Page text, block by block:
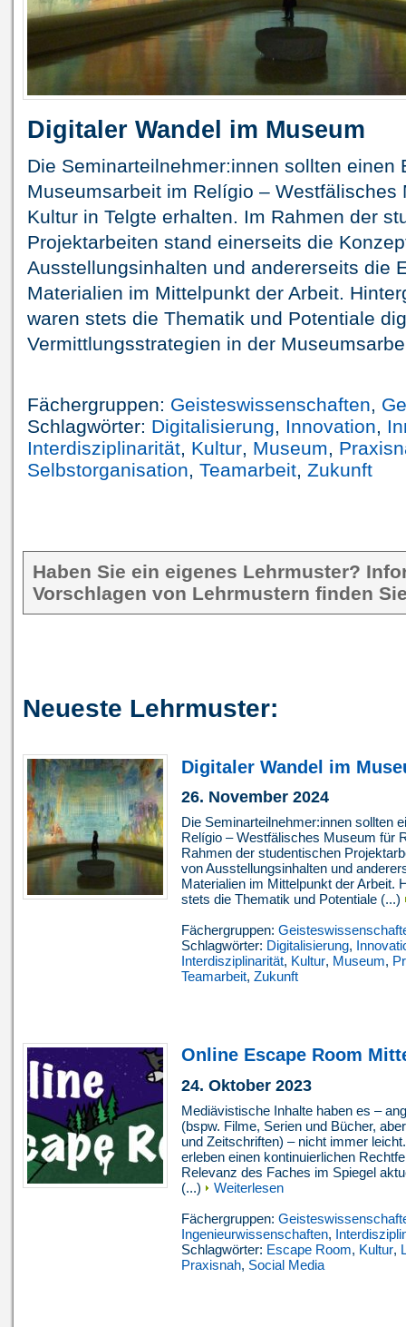
Digitaler Wandel im Museum
Die Seminarteilnehmer:innen sollten einen
Museumsarbeit im Relígio – Westfälisches
Kultur in Telgte erhalten. Im Rahmen der
Projektarbeiten stand einerseits die
Ausstellungsinhalten und andererseits die
Materialien im Mittelpunkt der Arbeit.
waren stets die Thematik und Potentiale
Vermittlungsstrategien in der
Fächergruppen: Geisteswissenschaften,
Schlagwörter: Digitalisierung, Innovation,
Interdisziplinarität, Kultur, Museum,
Selbstorganisation, Teamarbeit, Zukunft
Haben Sie ein eigenes Lehrmuster?
Vorschlagen von Lehrmustern finden
Neueste Lehrmuster:
Digitaler Wandel im
26. November 2024
Die Seminarteilnehmer:innen sollten
Relígio – Westfälisches Museum für
Rahmen der studentischen
von Ausstellungsinhalten und
Materialien im Mittelpunkt der Arbeit.
stets die Thematik und Potentiale (...)
Fächergruppen:
Schlagwörter: Digitalisierung,
Interdisziplinarität, Kultur, Museum,
Teamarbeit, Zukunft
Online Escape Room
24. Oktober 2023
Mediävistische Inhalte haben es –
(bspw. Filme, Serien und Bücher,
und Zeitschriften) – nicht immer
erleben einen kontinuierlichen
Relevanz des Faches im Spiegel
(...)
Weiterlesen
Fächergruppen:
Ingenieurwissenschaften,
Schlagwörter: Escape Room, Kultur,
Praxisnah, Social Media